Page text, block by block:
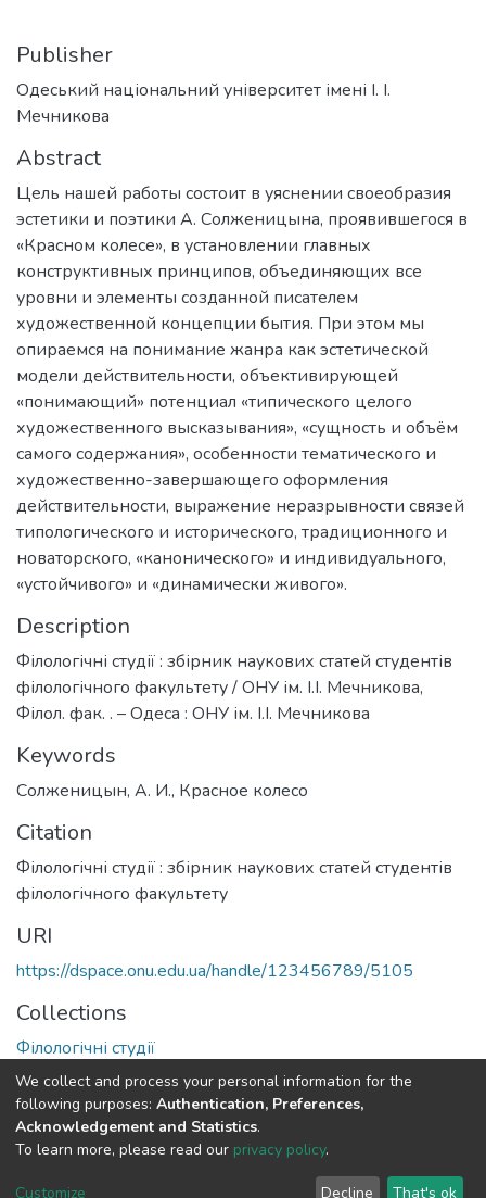
Publisher
Одеський національний університет імені І. І.
Мечникова
Abstract
Цель нашей работы состоит в уяснении своеобразия
эстетики и поэтики А. Солженицына, проявившегося в
«Красном колесе», в установлении главных
конструктивных принципов, объединяющих все
уровни и элементы созданной писателем
художественной концепции бытия. При этом мы
опираемся на понимание жанра как эстетической
модели действительности, объективирующей
«понимающий» потенциал «типического целого
художественного высказывания», «сущность и объём
самого содержания», особенности тематического и
художественно-завершающего оформления
действительности, выражение неразрывности связей
типологического и исторического, традиционного и
новаторского, «канонического» и индивидуального,
«устойчивого» и «динамически живого».
Description
Філологічні студії : збірник наукових статей студентів
філологічного факультету / ОНУ ім. І.І. Мечникова,
Філол. фак. . – Одеса : ОНУ ім. І.І. Мечникова
Keywords
Солженицын, А. И., Красное колесо
Citation
Філологічні студії : збірник наукових статей студентів
філологічного факультету
URI
https://dspace.onu.edu.ua/handle/123456789/5105
Collections
Філологічні студії
Full item page
DSpace software copyright © 2009-2026
Cookie End User Send
We collect and process your personal information for the
following purposes: Authentication, Preferences,
Acknowledgement and Statistics.
To learn more, please read our privacy policy.
Customize Decline That's ok